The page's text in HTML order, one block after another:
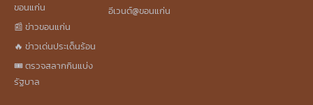
ขอนแก่น
📰 ข่าวขอนแก่น
🔥 ข่าวเด่นประเด็นร้อน
🎟️ ตรวจสลากกินแบ่ง
รัฐบาล
อีเวนต์@ขอนแก่น